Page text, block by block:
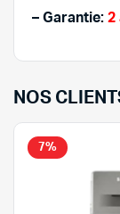
– Garantie: 2
NOS
7%